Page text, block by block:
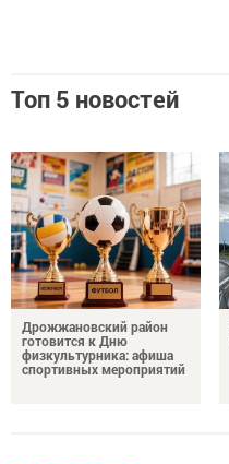
Топ 5 новостей
Дрожжановский район
готовится к Дню
физкультурника: афиша
спортивных мероприятий